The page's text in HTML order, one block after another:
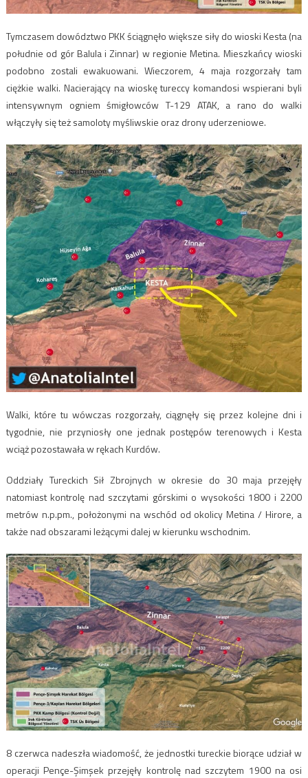
Tymczasem dowództwo PKK ściągnęło większe siły do wioski Kesta (na
południe od gór Balula i Zinnar) w regionie Metina. Mieszkańcy wioski
podobno zostali ewakuowani. Wieczorem, 4 maja rozgorzały tam
ciężkie walki. Nacierający na wioskę tureccy komandosi wspierani byli
intensywnym ogniem śmigłowców T-129 ATAK, a rano do walki
włączyły się też samoloty myśliwskie oraz drony uderzeniowe.
Walki, które tu wówczas rozgorzały, ciągnęły się przez kolejne dni i
tygodnie, nie przyniosły one jednak postępów terenowych i Kesta
wciąż pozostawała w rękach Kurdów.
Oddziały Tureckich Sił Zbrojnych w okresie do 30 maja przejęły
natomiast kontrolę nad szczytami górskimi o wysokości 1800 i 2200
metrów n.p.pm., położonymi na wschód od okolicy Metina / Hirore, a
także nad obszarami leżącymi dalej w kierunku wschodnim.
8 czerwca nadeszła wiadomość, że jednostki tureckie biorące udział w
operacji Pençe-Şimşek przejęły kontrolę nad szczytem 1900 na osi